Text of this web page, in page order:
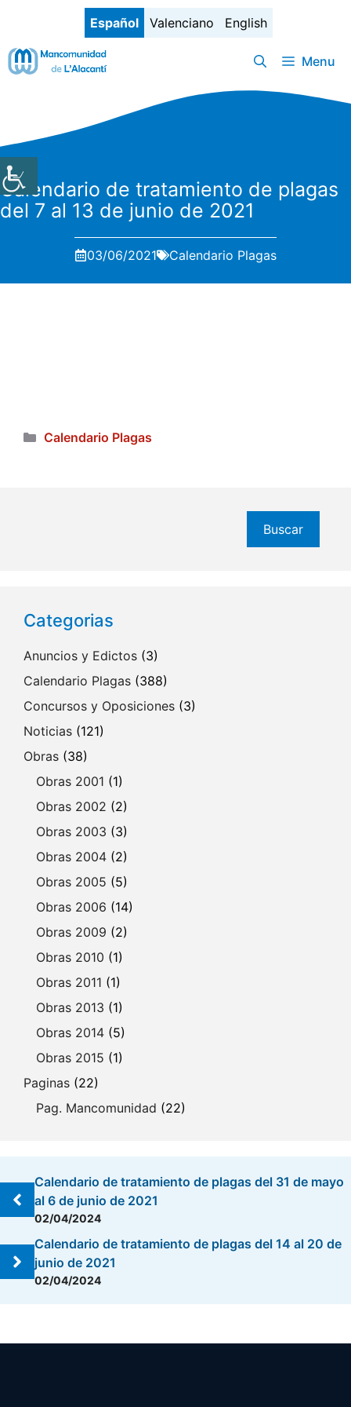
contenido
Español Valenciano English
Menu
Calendario de tratamiento de plagas
del 7 al 13 de junio de 2021
03/06/2021 Calendario Plagas
Categorías
Calendario Plagas
Buscar
Categorias
Anuncios y Edictos (3)
Calendario Plagas (388)
Concursos y Oposiciones (3)
Noticias (121)
Obras (38)
Obras 2001 (1)
Obras 2002 (2)
Obras 2003 (3)
Obras 2004 (2)
Obras 2005 (5)
Obras 2006 (14)
Obras 2009 (2)
Obras 2010 (1)
Obras 2011 (1)
Obras 2013 (1)
Obras 2014 (5)
Obras 2015 (1)
Paginas (22)
Pag. Mancomunidad (22)
Calendario de tratamiento de plagas del 31 de mayo
al 6 de junio de 2021
02/04/2024
Calendario de tratamiento de plagas del 14 al 20 de
junio de 2021
02/04/2024